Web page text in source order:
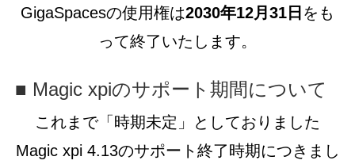
GigaSpacesの使用権は2030年12月31日 をも
って終了いたします。
■ Magic xpiのサポート期間について
これまで「時期未定」としておりました
Magic xpi 4.13のサポート終了時期につきまし